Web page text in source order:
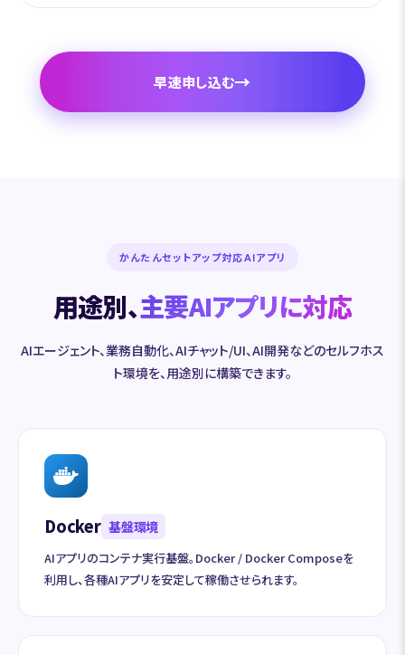
早速申し込む→
かんたんセットアップ対応AIアプリ
用途別、主要AIアプリに対応
AIエージェント、業務自動化、AIチャット/UI、AI開発などのセルフホス
ト環境を、用途別に構築できます。
Docker 基盤環境
AIアプリのコンテナ実行基盤。Docker / Docker Composeを
利用し、各種AIアプリを安定して稼働させられます。